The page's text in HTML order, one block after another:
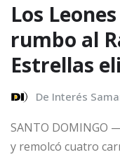
Los
rumbo al
Estrellas
De Interés
SANTO DOMINGO
y remolcó cuatro